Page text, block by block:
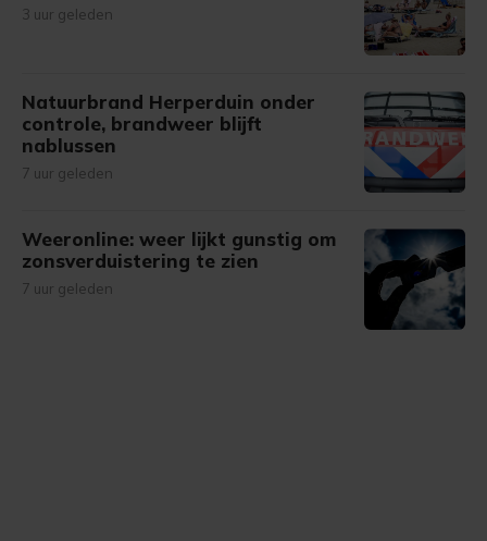
3 uur geleden
Natuurbrand Herperduin onder
controle, brandweer blijft
nablussen
7 uur geleden
Weeronline: weer lijkt gunstig om
zonsverduistering te zien
7 uur geleden